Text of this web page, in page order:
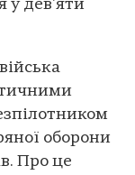
у дев'яти
оборони
Про це